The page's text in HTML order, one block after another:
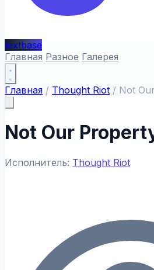
textbase
Главная Разное Галерея
Главная / Thought Riot / Not
Not Our
Исполнитель: Thought Riot